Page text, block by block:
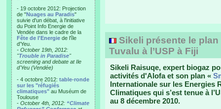
- 19 octobre 2012: Projection
de "Nuages au Paradis"
suivie d'un débat, à l'initiative
du Point Info Energie de
Vendée dans le cadre de la
Fête de l'Energie de l'île
d'Yeu.
- October 19th, 2012:
"Trouble in Paradise"
screening and debate at Ile
d'Yeu (Vendée)
- 4 octobre 2012: table-ronde
sur les "réfugiés
climatiques" au Muséum de
Toulouse
- October 4th, 2012: “Climate
Sikeli présente le
Tuvalu à l’USP à Fiji
Sikeli Raisuqe, expert biogaz
activités d'Alofa et son plan «
Internationale sur les Energies
Climatiques qui s’est tenue à
au 8 décembre 2010.